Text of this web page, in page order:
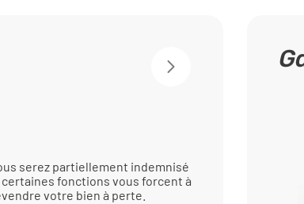
serez partiellement indemnisé
certaines fonctions vous forcent à
votre bien à perte.